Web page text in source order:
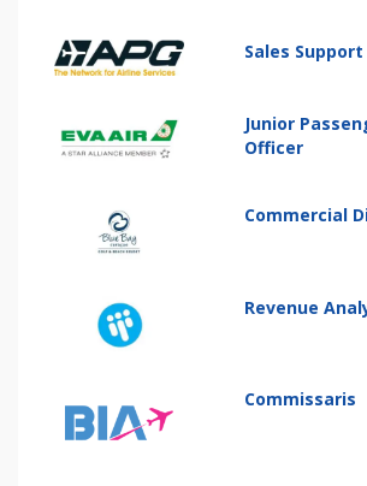
Sales
Junior
Officer
Commercial
Revenue
Commissaris